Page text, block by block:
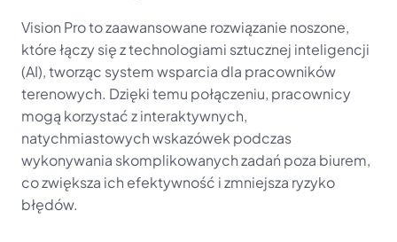
Vision Pro to zaawansowane rozwiązanie noszone,
które łączy się z technologiami sztucznej inteligencji
(AI), tworząc system wsparcia dla pracowników
terenowych. Dzięki temu połączeniu, pracownicy
mogą korzystać z interaktywnych,
natychmiastowych wskazówek podczas
wykonywania skomplikowanych zadań poza biurem,
co zwiększa ich efektywność i zmniejsza ryzyko
błędów.